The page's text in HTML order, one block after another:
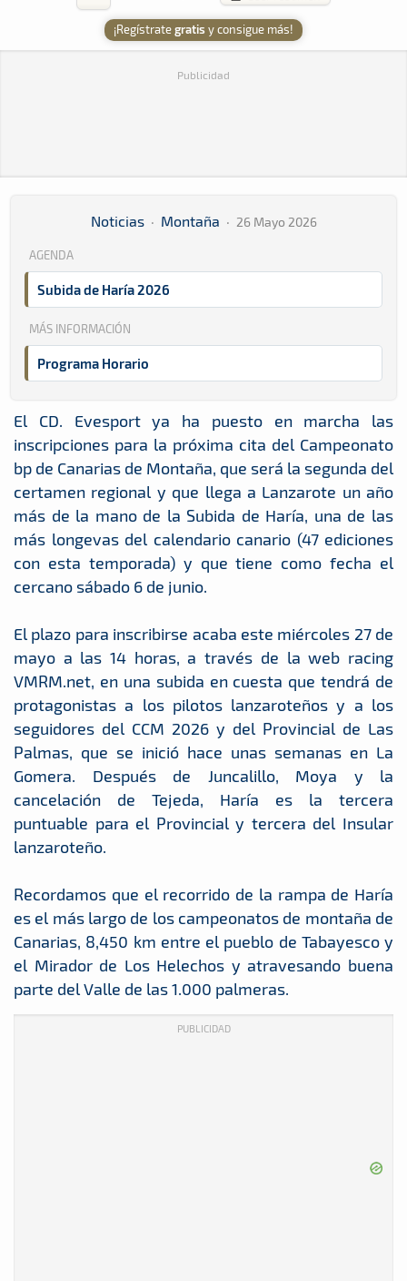
¡Regístrategratis y consigue más!
Publicidad
Noticias · Montaña · 26 Mayo 2026
AGENDA
Subida de Haría 2026
MÁS INFORMACIÓN
Programa Horario
El CD. Evesport ya ha puesto en marcha las
inscripciones para la próxima cita del Campeonato
bp de Canarias de Montaña, que será la segunda del
certamen regional y que llega a Lanzarote un año
más de la mano de la Subida de Haría, una de las
más longevas del calendario canario (47 ediciones
con esta temporada) y que tiene como fecha el
cercano sábado 6 de junio.
El plazo para inscribirse acaba este miércoles 27 de
mayo a las 14 horas, a través de la web racing
VMRM.net, en una subida en cuesta que tendrá de
protagonistas a los pilotos lanzaroteños y a los
seguidores del CCM 2026 y del Provincial de Las
Palmas, que se inició hace unas semanas en La
Gomera. Después de Juncalillo, Moya y la
cancelación de Tejeda, Haría es la tercera
puntuable para el Provincial y tercera del Insular
lanzaroteño.
Recordamos que el recorrido de la rampa de Haría
es el más largo de los campeonatos de montaña de
Canarias, 8,450 km entre el pueblo de Tabayesco y
el Mirador de Los Helechos y atravesando buena
parte del Valle de las 1.000 palmeras.
PUBLICIDAD